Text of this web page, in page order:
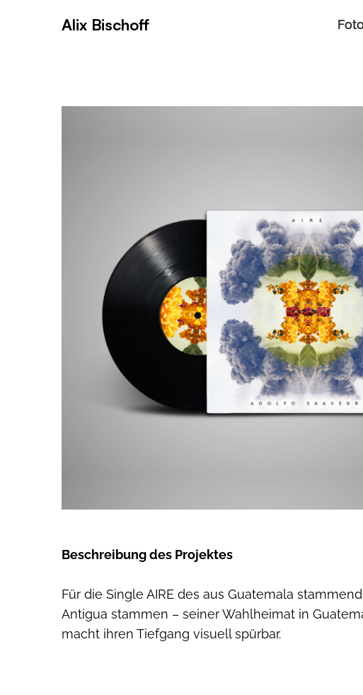
Alix Bischoff
Beschreibung des Projektes
Für die Single AIRE des aus Guatemala
Antigua stammen – seiner Wahlheimat in
macht ihren Tiefgang visuell spürbar.